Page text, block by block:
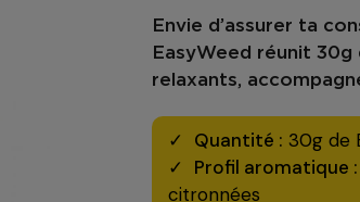
Envie d’assurer ta
EasyWeed réunit 30g
relaxants,
Quantité : 30g de
Profil aromatique :
citronnées